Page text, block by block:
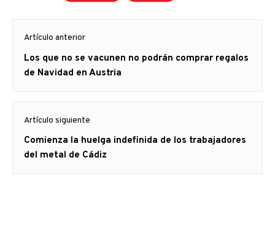
de
entradas
Artículo anterior
Artículo
anterior
Los que no se vacunen no podrán comprar regalos
de Navidad en Austria
Artículo siguiente
Artículo
siguiente:
Comienza la huelga indefinida de los trabajadores
del metal de Cádiz